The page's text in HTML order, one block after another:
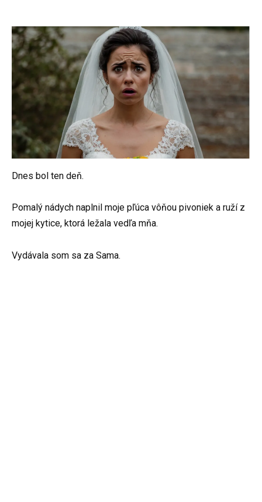
Dnes bol ten deň.
Pomalý nádych naplnil moje pľúca vôňou pivoniek a ruží z
mojej kytice, ktorá ležala vedľa mňa.
Vydávala som sa za Sama.